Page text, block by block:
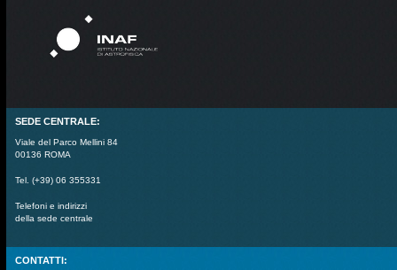
SEDE CENTRALE:
Viale del Parco Mellini 84
00136 ROMA
Tel. (+39) 06 355331
Telefoni e indirizzi
della sede centrale
CONTATTI: